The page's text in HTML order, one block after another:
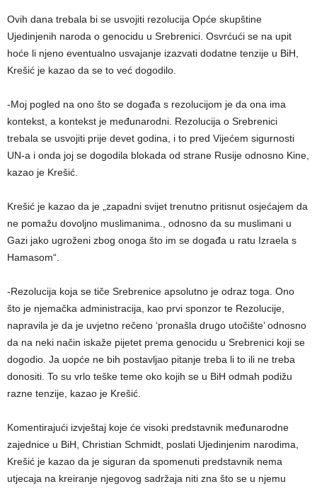
Ovih dana trebala bi se usvojiti rezolucija Opće skupštine
Ujedinjenih naroda o genocidu u Srebrenici. Osvrćući se na upit
hoće li njeno eventualno usvajanje izazvati dodatne tenzije u BiH,
Krešić je kazao da se to već dogodilo.
-Moj pogled na ono što se događa s rezolucijom je da ona ima
kontekst, a kontekst je međunarodni. Rezolucija o Srebrenici
trebala se usvojiti prije devet godina, i to pred Vijećem sigurnosti
UN-a i onda joj se dogodila blokada od strane Rusije odnosno Kine,
kazao je Krešić.
Krešić je kazao da je „zapadni svijet trenutno pritisnut osjećajem da
ne pomažu dovoljno muslimanima., odnosno da su muslimani u
Gazi jako ugroženi zbog onoga što im se događa u ratu Izraela s
Hamasom“.
-Rezolucija koja se tiče Srebrenice apsolutno je odraz toga. Ono
što je njemačka administracija, kao prvi sponzor te Rezolucije,
napravila je da je uvjetno rečeno ‘pronašla drugo utočište’ odnosno
da na neki način iskaže pijetet prema genocidu u Srebrenici koji se
dogodio. Ja uopće ne bih postavljao pitanje treba li to ili ne treba
donositi. To su vrlo teške teme oko kojih se u BiH odmah podižu
razne tenzije, kazao je Krešić.
Komentirajući izvještaj koje će visoki predstavnik međunarodne
zajednice u BiH, Christian Schmidt, poslati Ujedinjenim narodima,
Krešić je kazao da je siguran da spomenuti predstavnik nema
utjecaja na kreiranje njegovog sadržaja niti zna što se u njemu